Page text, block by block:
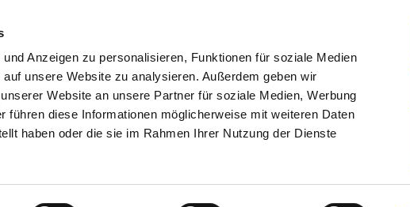
Anzeigen zu personalisieren, Funktionen für soziale Medien
unsere Website zu analysieren. Außerdem geben wir
Website an unsere Partner für soziale Medien, Werbung
führen diese Informationen möglicherweise mit weiteren Daten
haben oder die sie im Rahmen Ihrer Nutzung der Dienste